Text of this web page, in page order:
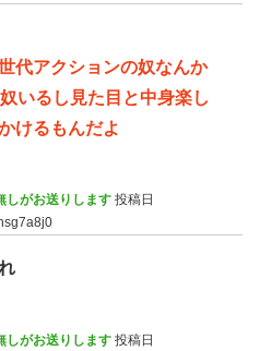
代アクションの奴なんか
いるし見た目と中身楽し
けるもんだよ
しがお送りします 投稿日
しがお送りします 投稿日